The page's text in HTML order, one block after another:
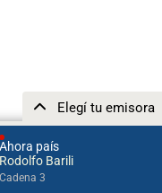
Ahora país
Rodolfo Barili
Cadena 3
Elegí tu emisora